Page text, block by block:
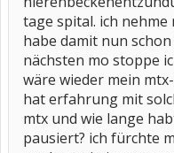
tage spital. ich nehme
habe damit nun
nächsten mo stoppe
wäre wieder mein
hat erfahrung mit
mtx und wie lange
pausiert? ich fürchte